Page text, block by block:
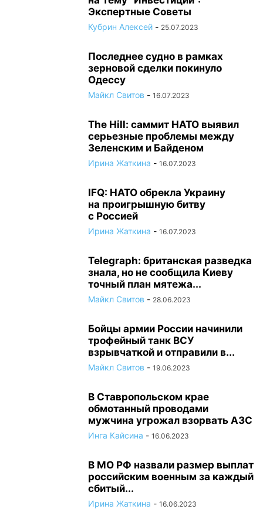
Экспертные Советы
Кубрин Алексей - 25.07.2023
Последнее судно в рамках
зерновой сделки покинуло
Одессу
Майкл Свитов - 16.07.2023
The Hill: саммит НАТО выявил
серьезные проблемы между
Зеленским и Байденом
Ирина Жаткина - 16.07.2023
IFQ: НАТО обрекла Украину
на проигрышную битву
с Россией
Ирина Жаткина - 16.07.2023
Telegraph: британская разведка
знала, но не сообщила Киеву
точный план мятежа...
Майкл Свитов - 28.06.2023
Бойцы армии России начинили
трофейный танк ВСУ
взрывчаткой и отправили в...
Майкл Свитов - 19.06.2023
В Ставропольском крае
обмотанный проводами
мужчина угрожал взорвать АЗС
Инга Кайсина - 16.06.2023
В МО РФ назвали размер выплат
российским военным за каждый
сбитый...
Ирина Жаткина - 16.06.2023